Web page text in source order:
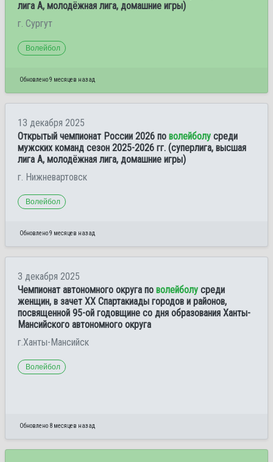
лига А, молодёжная лига, домашние игры)
г. Сургут
Волейбол
Обновлено 9 месяцев назад
13 декабря 2025
Открытый чемпионат России 2026 по волейболу среди
мужских команд сезон 2025-2026 гг. (суперлига, высшая
лига А, молодёжная лига, домашние игры)
г. Нижневартовск
Волейбол
Обновлено 9 месяцев назад
3 декабря 2025
Чемпионат автономного округа по волейболу среди
женщин, в зачет XX Спартакиады городов и районов,
посвященной 95-ой годовщине со дня образования Ханты-
Мансийского автономного округа
г.Ханты-Мансийск
Волейбол
Обновлено 8 месяцев назад